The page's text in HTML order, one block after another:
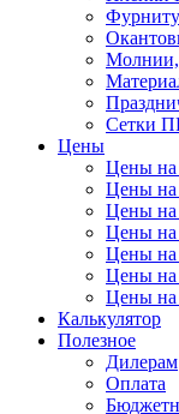
Молнии,
Сетки
Цены
Цены на
Цены на
Цены на
Цены
Цены на
Цены на
Цены на
Калькулятор
Полезное
Дилерам
Оплата